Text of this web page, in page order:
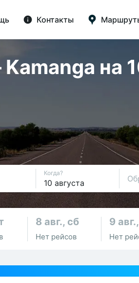
Контакты
на
Когда?
8 авг., сб
Нет рейсов
9
Нет